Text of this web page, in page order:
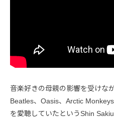
音楽好きの母親の影響を受けな
Beatles、Oasis、Arctic
を愛聴していたというShin